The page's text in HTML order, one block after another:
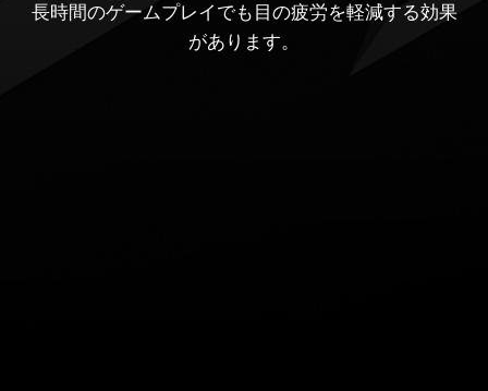
長時間のゲームプレイでも目の疲労を軽減する効果
があります。